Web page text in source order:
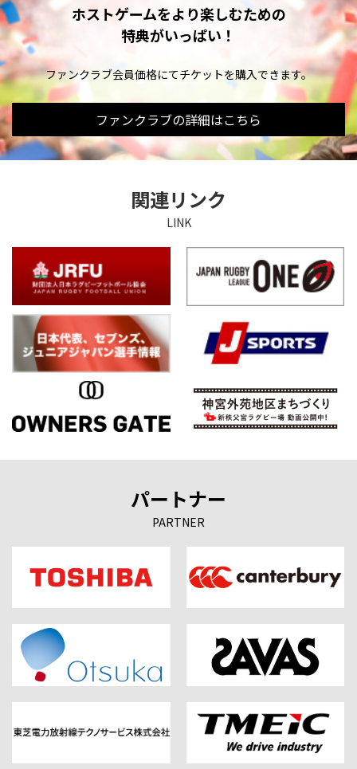
ホストゲームをより楽しむための
特典がいっぱい！
ファンクラブ会員価格にてチケットを購入できます。
ファンクラブの詳細はこちら
関連リンク
LINK
パートナー
PARTNER